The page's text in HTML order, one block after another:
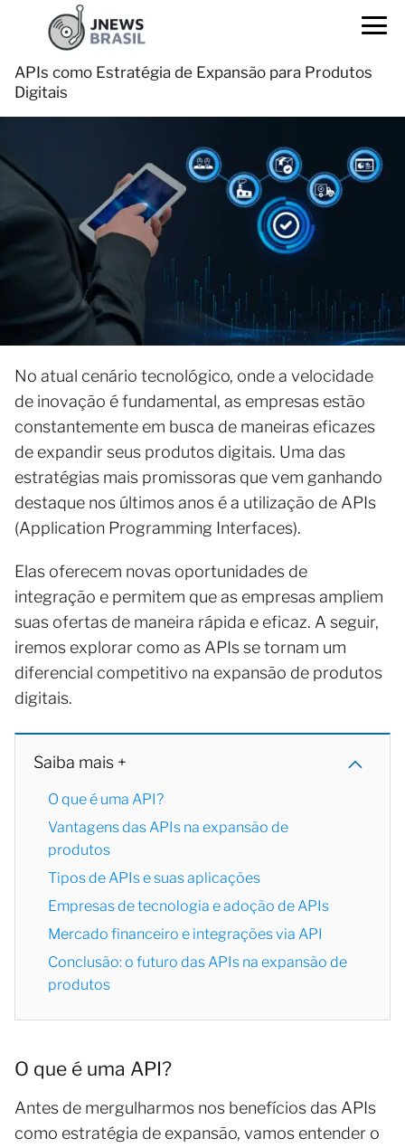
APIs como Estratégia de Expansão para Produtos
Digitais
No atual cenário tecnológico, onde a velocidade
de inovação é fundamental, as empresas estão
constantemente em busca de maneiras eficazes
de expandir seus produtos digitais. Uma das
estratégias mais promissoras que vem ganhando
destaque nos últimos anos é a utilização de APIs
(Application Programming Interfaces).
Elas oferecem novas oportunidades de
integração e permitem que as empresas ampliem
suas ofertas de maneira rápida e eficaz. A seguir,
iremos explorar como as APIs se tornam um
diferencial competitivo na expansão de produtos
digitais.
Saiba mais +
O que é uma API?
Vantagens das APIs na expansão de
produtos
Tipos de APIs e suas aplicações
Empresas de tecnologia e adoção de APIs
Mercado financeiro e integrações via API
Conclusão: o futuro das APIs na expansão de
produtos
O que é uma API?
Antes de mergulharmos nos benefícios das APIs
como estratégia de expansão, vamos entender o